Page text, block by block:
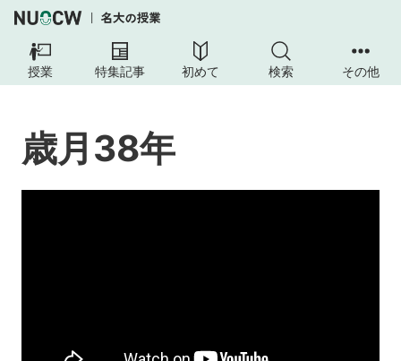
授業 特集記事 初めて 検索 その他
歳月38年